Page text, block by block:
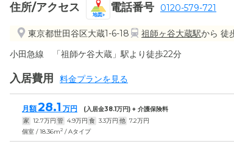
住所/アクセス
地図
電話番号 0120-579-721
東京都世田谷区大蔵1-6-18 祖師ヶ谷大蔵駅から 徒
小田急線 「祖師ケ谷大蔵」駅より徒歩22分
入居費用 料金プランを見る
月額28.1 万円 (入居金38.1万円) + 介護保険料
家 12.7万円 管 4.9万円 食 3.3万円 他 7.2万円
個室 / 18.36m2 / Aタイプ